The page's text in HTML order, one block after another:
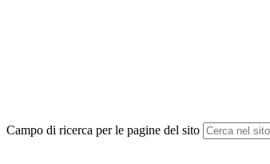
Campo di ricerca per le pagine del sito